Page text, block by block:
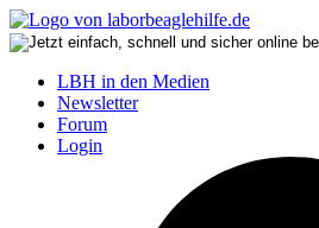
LBH in den Medien
Newsletter
Forum
Login